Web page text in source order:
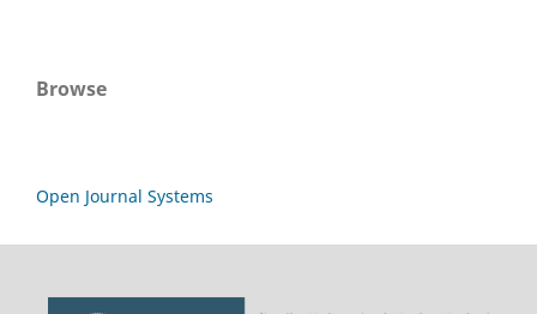
Browse
Open Journal Systems